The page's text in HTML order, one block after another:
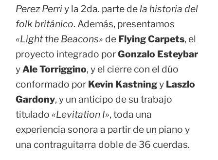
Perez Perriy la 2da. parte de la historia del
folk británico. Además, presentamos
«Light the Beacons» de Flying Carpets, el
proyecto integrado porGonzalo Esteybar
y Ale Torriggino, y el cierre con el dúo
conformado por Kevin Kastningy Laszlo
Gardony, y un anticipo de su trabajo
titulado «Levitation I», toda una
experiencia sonora a partir de un piano y
una contraguitarra doble de 36 cuerdas.